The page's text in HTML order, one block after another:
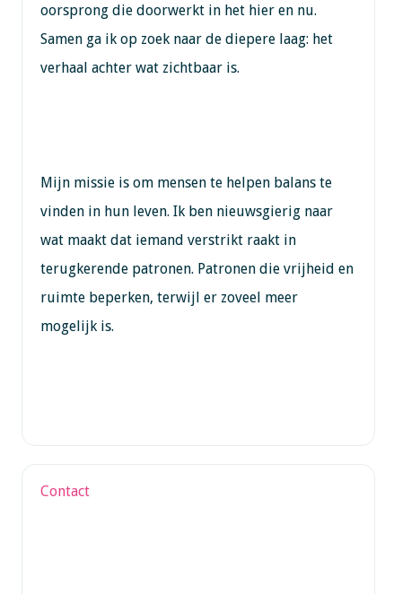
oorsprong die doorwerkt in het hier en nu.
Samen ga ik op zoek naar de diepere laag: het
verhaal achter wat zichtbaar is.
Mijn missie is om mensen te helpen balans te
vinden in hun leven. Ik ben nieuwsgierig naar
wat maakt dat iemand verstrikt raakt in
terugkerende patronen. Patronen die vrijheid en
ruimte beperken, terwijl er zoveel meer
mogelijk is.
Contact